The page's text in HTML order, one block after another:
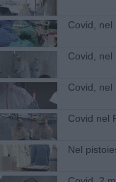
Covid, nel
Covid, nel
Covid, nel
Covid nel
Nel